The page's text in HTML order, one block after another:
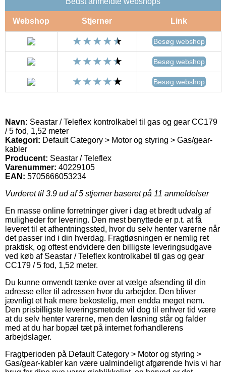
Webshop Stjerner Link
Besøg webshop
Besøg webshop
Besøg webshop
Navn: Seastar / Teleflex kontrolkabel til gas og gear CC179
/ 5 fod, 1,52 meter
Kategori: Default Category > Motor og styring > Gas/gear-
kabler
Producent: Seastar / Teleflex
Varenummer: 40229105
EAN: 5705666053234
Vurderet til 3.9 ud af 5 stjerner baseret på 11 anmeldelser
En masse online forretninger giver i dag et bredt udvalg af
muligheder for levering. Den mest benyttede er p.t. at få
leveret til et afhentningssted, hvor du selv henter varerne når
det passer ind i din hverdag. Fragtløsningen er nemlig ret
praktisk, og oftest endvidere den billigste leveringsudgave
ved køb af Seastar / Teleflex kontrolkabel til gas og gear
CC179 / 5 fod, 1,52 meter.
Du kunne omvendt tænke over at vælge afsending til din
adresse eller til adressen hvor du arbejder. Den bliver
jævnligt et hak mere bekostelig, men endda meget nem.
Den prisbilligste leveringsmetode vil dog til enhver tid være
at du selv henter varerne, men den løsning står og falder
med at du har bopæl tæt på internet forhandlerens
arbejdslager.
Fragtperioden på Default Category > Motor og styring >
Gas/gear-kabler kan være ualmindeligt afgørende hvis vi har